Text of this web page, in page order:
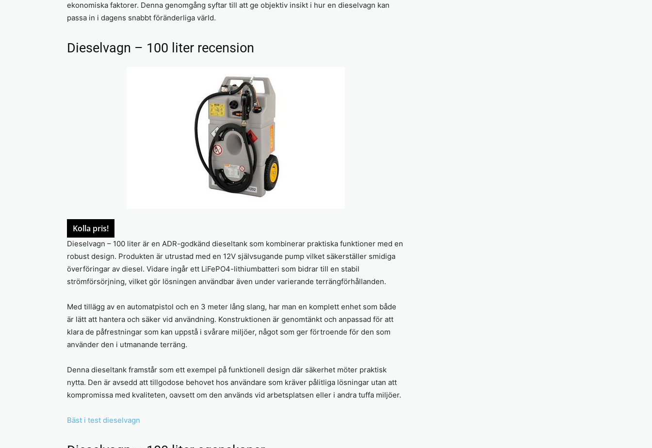
ekonomiska faktorer. Denna genomgång syftar till att ge objektiv insikt i hur en dieselvagn kan
passa in i dagens snabbt föränderliga värld.
Dieselvagn – 100 liter recension
Kolla pris!
Dieselvagn – 100 liter är en ADR-godkänd dieseltank som kombinerar praktiska funktioner med en
robust design. Produkten är utrustad med en 12V självsugande pump vilket säkerställer smidiga
överföringar av diesel. Vidare ingår ett LiFePO4-lithiumbatteri som bidrar till en stabil
strömförsörjning, vilket gör lösningen användbar även under varierande terrängförhållanden.
Med tillägg av en automatpistol och en 3 meter lång slang, har man en komplett enhet som både
är lätt att hantera och säker vid användning. Konstruktionen är genomtänkt och anpassad för att
klara de påfrestningar som kan uppstå i svårare miljöer, något som ger förtroende för den som
använder den i utmanande terräng.
Denna dieseltank framstår som ett exempel på funktionell design där säkerhet möter praktisk
nytta. Den är avsedd att tillgodose behovet hos användare som kräver pålitliga lösningar utan att
kompromissa med kvaliteten, oavsett om den används vid arbetsplatsen eller i andra tuffa miljöer.
Bäst i test dieselvagn